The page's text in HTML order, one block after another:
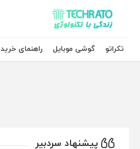
تکراتو – زندگی با تکنولوژی
تکراتو
گوشی موبایل راهنمای خرید
پیشنهاد سردبیر